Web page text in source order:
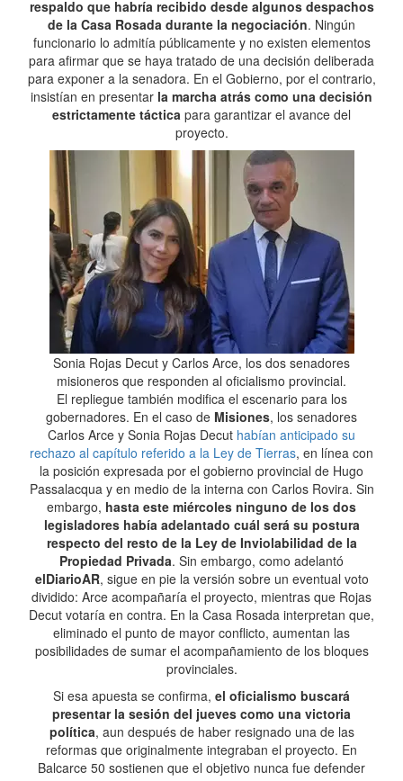
respaldo que habría recibido desde algunos despachos
de la Casa Rosada durante la negociación. Ningún
funcionario lo admitía públicamente y no existen elementos
para afirmar que se haya tratado de una decisión deliberada
para exponer a la senadora. En el Gobierno, por el contrario,
insistían en presentar la marcha atrás como una decisión
estrictamente táctica para garantizar el avance del
proyecto.
Sonia Rojas Decut y Carlos Arce, los dos senadores
misioneros que responden al oficialismo provincial.
El repliegue también modifica el escenario para los
gobernadores. En el caso de Misiones, los senadores
Carlos Arce y Sonia Rojas Decut habían anticipado su
rechazo al capítulo referido a la Ley de Tierras, en línea con
la posición expresada por el gobierno provincial de Hugo
Passalacqua y en medio de la interna con Carlos Rovira. Sin
embargo, hasta este miércoles ninguno de los dos
legisladores había adelantado cuál será su postura
respecto del resto de la Ley de Inviolabilidad de la
Propiedad Privada. Sin embargo, como adelantó
elDiarioAR, sigue en pie la versión sobre un eventual voto
dividido: Arce acompañaría el proyecto, mientras que Rojas
Decut votaría en contra. En la Casa Rosada interpretan que,
eliminado el punto de mayor conflicto, aumentan las
posibilidades de sumar el acompañamiento de los bloques
provinciales.
Si esa apuesta se confirma, el oficialismo buscará
presentar la sesión del jueves como una victoria
política, aun después de haber resignado una de las
reformas que originalmente integraban el proyecto. En
Balcarce 50 sostienen que el objetivo nunca fue defender